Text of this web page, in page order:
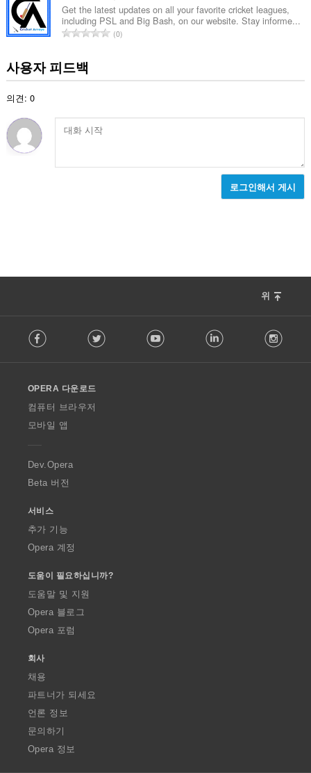
수
:
Get the latest updates on all your favorite cricket leagues,
including PSL and Big Bash, on our website. Stay informe...
총
0
사용자 피드백
의견: 0
로그인해서 게시
위
o
w
O
p
a
Facebook Twitter Youtube LinkedIn
OPERA 다운로드
컴퓨터 브라우저
모바일 앱
Dev.Opera
Beta 버전
서비스
추가 기능
Opera 계정
도움이 필요하십니까?
도움말 및 지원
Opera 블로그
Opera 포럼
회사
채용
파트너가 되세요
언론 정보
문의하기
Opera 정보